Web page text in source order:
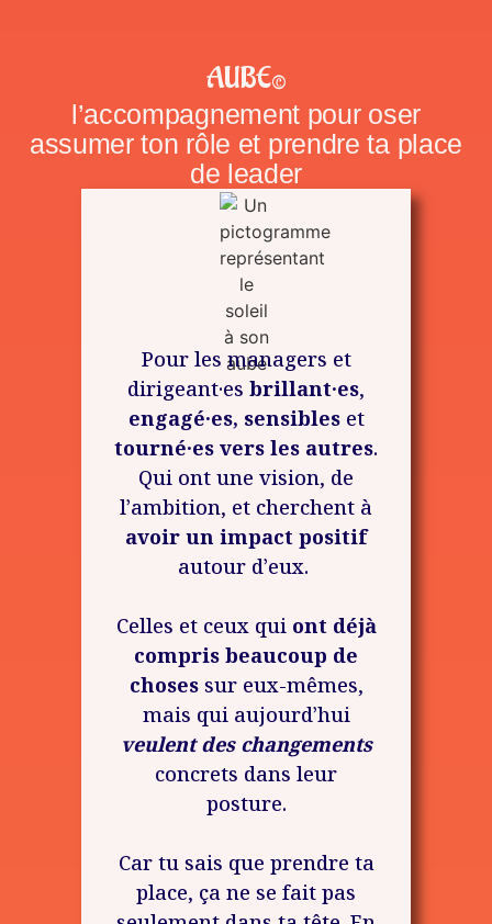
AUBE©
l’accompagnement pour oser
assumer ton rôle et prendre ta place
de leader
Pour les managers et
dirigeant·es brillant·es,
engagé·es, sensibleset
tourné·es vers les autres.
Qui ont une vision, de
l’ambition, et cherchent à
avoir un impact positif
autour d’eux.
Celles et ceux qui ont déjà
compris beaucoup de
chosessur eux-mêmes,
mais qui aujourd’hui
veulent des changements
concrets dans leur
posture.
Car tu sais que prendre ta
place, ça ne se fait pas